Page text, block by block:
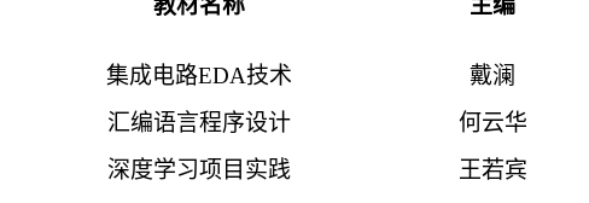
教材名称 主编
集成电路EDA技术
戴澜
汇编语言程序设计
何云华
深度学习项目实践 王若宾